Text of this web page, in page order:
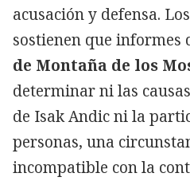
acusación y defensa.
sostienen que informes
de Montaña de los
determinar ni las
de Isak Andic ni la
personas, una
incompatible con la